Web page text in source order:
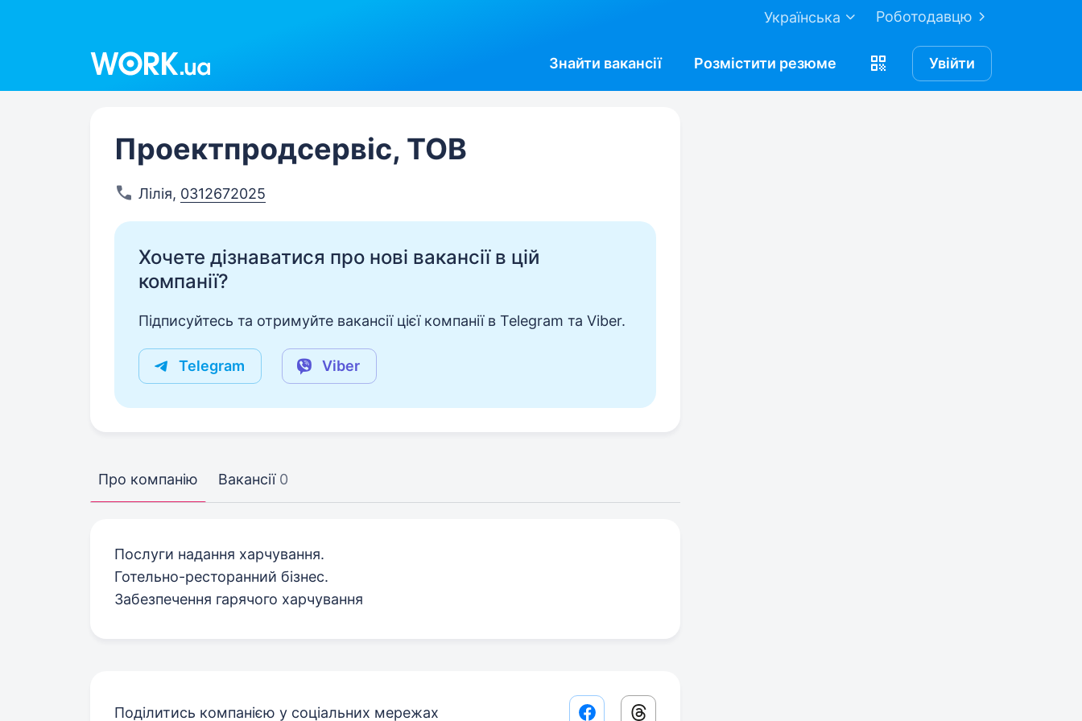
Роботодавцю
Українська
Знайти вакансії Розмістити резюме Увійти
Проектпродсервіс, ТОВ
Лілія, 0312672025
Хочете дізнаватися про нові вакансії в цій
компанії?
Підписуйтесь та отримуйте вакансії цієї компанії в Telegram та Viber.
Telegram Viber
Про компанію Вакансії 0
Послуги надання харчування.
Готельно-ресторанний бізнес.
Забезпечення гарячого харчування
Поділитись компанією у соціальних мережах